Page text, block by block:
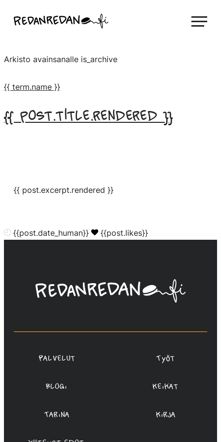
suoraan
Linda Saukko-Rauta, Redanredan Oy
piirrosvideoita
Arkisto avainsanalle is_archive
{{ term.name }}
{{ post.title.rendered }}
{{ post.excerpt.rendered }}
{{post.date_human}} {{post.likes}}
Linda
Saukko-
Oy
Palvelut Työt
Blogi Keikat
Tarina Kirja